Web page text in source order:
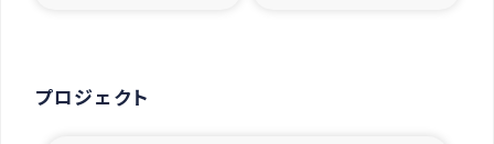
プロジェクト